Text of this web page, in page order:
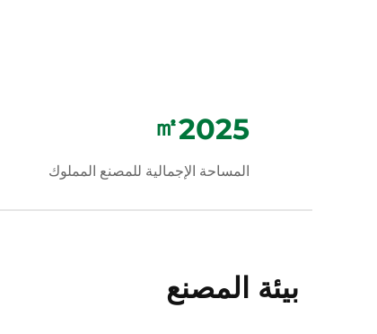
2132
㎡
المساحة الإجمالية للمصنع المملوك
بيئة المصنع